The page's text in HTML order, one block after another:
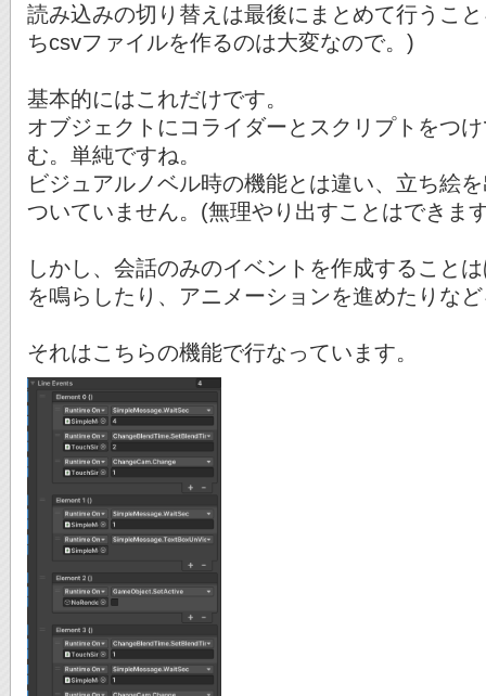
読み込みの切り替えは最後にまとめて行うこ
ちcsvファイルを作るのは大変なので。)
基本的にはこれだけです。
オブジェクトにコライダーとスクリプトをつ
む。単純ですね。
ビジュアルノベル時の機能とは違い、立ち絵
ついていません。(無理やり出すことはできま
しかし、会話のみのイベントを作成すること
を鳴らしたり、アニメーションを進めたりな
それはこちらの機能で行なっています。